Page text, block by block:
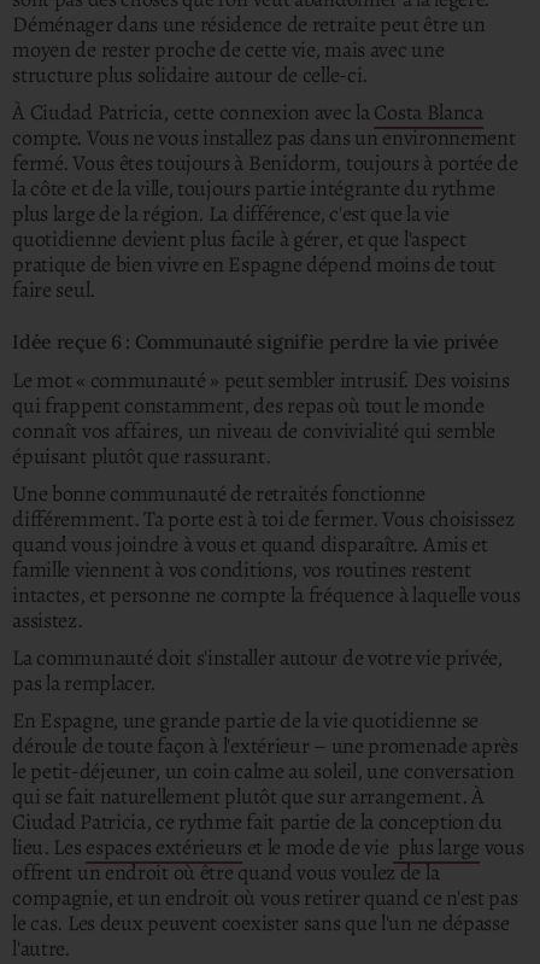
Déménager dans une résidence de retraite peut être un
moyen de rester proche de cette vie, mais avec une
structure plus solidaire autour de celle-ci.
À Ciudad Patricia, cette connexion avec laCosta Blanca
compte. Vous ne vous installez pas dans un environnement
fermé. Vous êtes toujours à Benidorm, toujours à portée de
la côte et de la ville, toujours partie intégrante du rythme
plus large de la région. La différence, c'est que la vie
quotidienne devient plus facile à gérer, et que l'aspect
pratique de bien vivre en Espagne dépend moins de tout
faire seul.
Idée reçue 6 : Communauté signifie perdre la vie privée
Le mot « communauté » peut sembler intrusif. Des voisins
qui frappent constamment, des repas où tout le monde
connaît vos affaires, un niveau de convivialité qui semble
épuisant plutôt que rassurant.
Une bonne communauté de retraités fonctionne
différemment. Ta porte est à toi de fermer. Vous choisissez
quand vous joindre à vous et quand disparaître. Amis et
famille viennent à vos conditions, vos routines restent
intactes, et personne ne compte la fréquence à laquelle vous
assistez.
La communauté doit s'installer autour de votre vie privée,
pas la remplacer.
En Espagne, une grande partie de la vie quotidienne se
déroule de toute façon à l'extérieur – une promenade après
le petit-déjeuner, un coin calme au soleil, une conversation
qui se fait naturellement plutôt que sur arrangement. À
Ciudad Patricia, ce rythme fait partie de la conception du
lieu. Les espaces extérieurs et le mode de vie plus large vous
offrent un endroit où être quand vous voulez de la
compagnie, et un endroit où vous retirer quand ce n'est pas
le cas. Les deux peuvent coexister sans que l'un ne dépasse
l'autre.